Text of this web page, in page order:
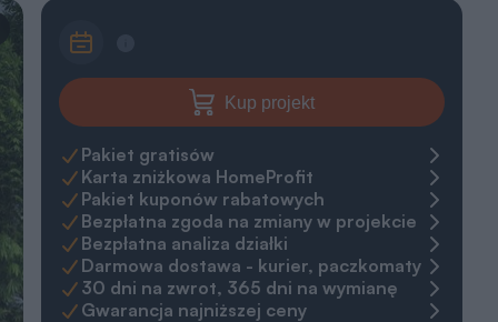
Kup projekt
Pakiet gratisów
Karta zniżkowa HomeProfit
Pakiet kuponów rabatowych
Bezpłatna zgoda na zmiany w projekcie
Bezpłatna analiza działki
Darmowa dostawa - kurier, paczkomaty
30 dni na zwrot, 365 dni na wymianę
Gwarancja najniższej ceny